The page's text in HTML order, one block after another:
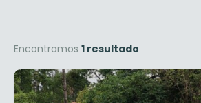
Encontramos 1 resultado